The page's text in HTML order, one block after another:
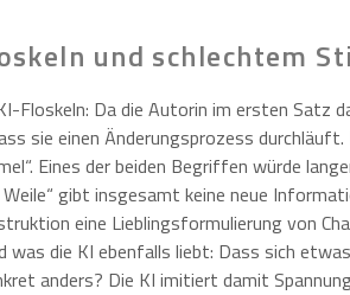
und schlechtem
Floskeln: Da die Autorin im ersten Satz
sie einen Änderungsprozess durchläuft.
Eines der beiden Begriffen würde
gibt insgesamt keine neue
eine Lieblingsformulierung von
was die KI ebenfalls liebt: Dass sich
anders? Die KI imitiert damit